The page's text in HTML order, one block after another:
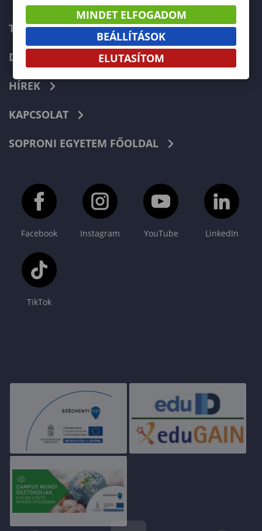
TELEFONKÖNYV
DOKUMENTUMOK
HÍREK
KAPCSOLAT
SOPRONI EGYETEM FŐOLDAL
Facebook Instagram YouTube LinkedIn
TikTok
MINDET ELFOGADOM
BEÁLLÍTÁSOK
ELUTASÍTOM